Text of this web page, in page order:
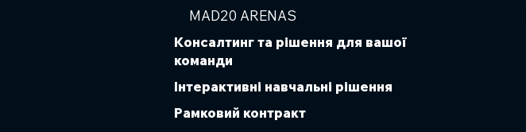
MAD20 ARENAS
Консалтинг та рішення для вашої
команди
Інтерактивні навчальні рішення
Рамковий контракт